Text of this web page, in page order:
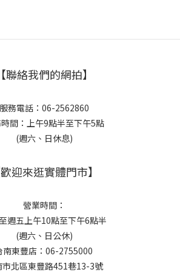
【聯絡我們的網拍】
服務電話：06-2562860
間：上午9點半至下午5點
(週六、日休息)
歡迎來逛實體門市】
營業時間：
週五上午10點至下午6點半
(週六、日公休)
南東豐店：06-2755000
市北區東豐路451巷13-3號